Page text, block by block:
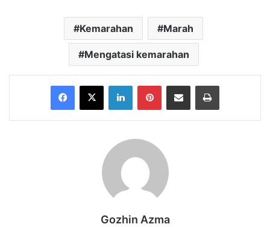
Kemarahan Marah
Mengatasi kemarahan
Facebook
X LinkedInPinterestShare via Email Print
Gozhin Azma